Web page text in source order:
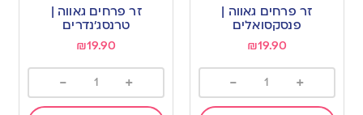
wishlist
זר פרחים גאווה |
פנסקסואלים
₪19.90
+
-
wishlist
זר פרחים גאווה |
טרנסג’נדרים
₪19.90
+
-